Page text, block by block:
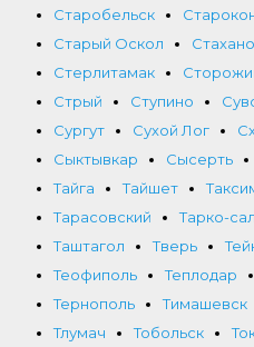
Старобельск
Старый Оскол
Стерлитамак
Стрый
Ступино
Сургут
Сухой Лог
Сыктывкар
Сысерть
Тайга
Тайшет
Тарасовский
Тарко-
Таштагол
Тверь
Теофиполь
Теплодар
Тернополь
Тимашевск
Тлумач
Тобольск